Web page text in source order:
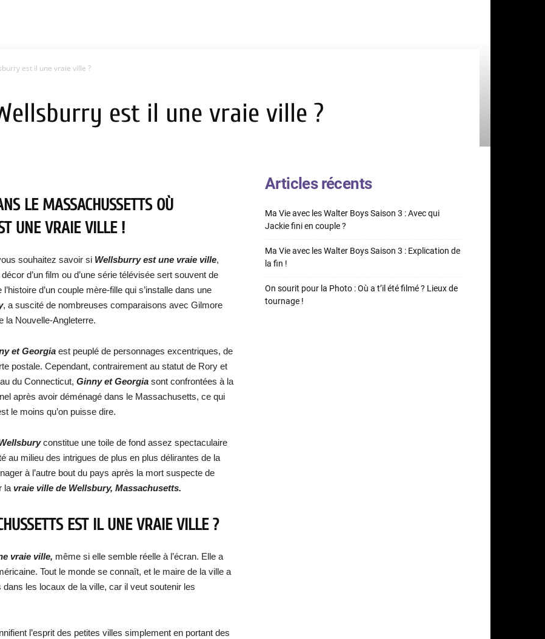
est il une vraie ville ?
est il une vraie ville ?
LE MASSACHUSSETTS OÙ
UNE VRAIE VILLE !
souhaitez savoir si Wellsburry est une vraie ville,
d’un film ou d’une série télévisée sert souvent de
d’un couple mère-fille qui s’installe dans une
, a suscité de nombreuses comparaisons avec Gilmore
la Nouvelle-Angleterre.
et Georgia est peuplé de personnages excentriques, de
postale. Cependant, contrairement au statut de Rory et
du Connecticut, Ginny et Georgia sont confrontées à la
après avoir déménagé dans le Massachusetts, ce qui
le moins qu’on puisse dire.
constitue une toile de fond assez spectaculaire
au milieu des intrigues de plus en plus délirantes de la
à l’autre bout du pays après la mort suspecte de
la vraie ville de Wellsbury, Massachusetts.
EST IL UNE VRAIE VILLE ?
vraie ville, même si elle semble réelle à l’écran. Elle a
Tout le monde se connaît, et le maire de la ville a
les locaux de la ville, car il veut soutenir les
l’esprit des petites villes simplement en portant des
Articles récents
Ma Vie avec les Walter Boys Saison 3 : Avec qui
Jackie fini en couple ?
Ma Vie avec les Walter Boys Saison 3 : Explication de
la fin !
On sourit pour la Photo : Où a t’il été filmé ? Lieux de
tournage !